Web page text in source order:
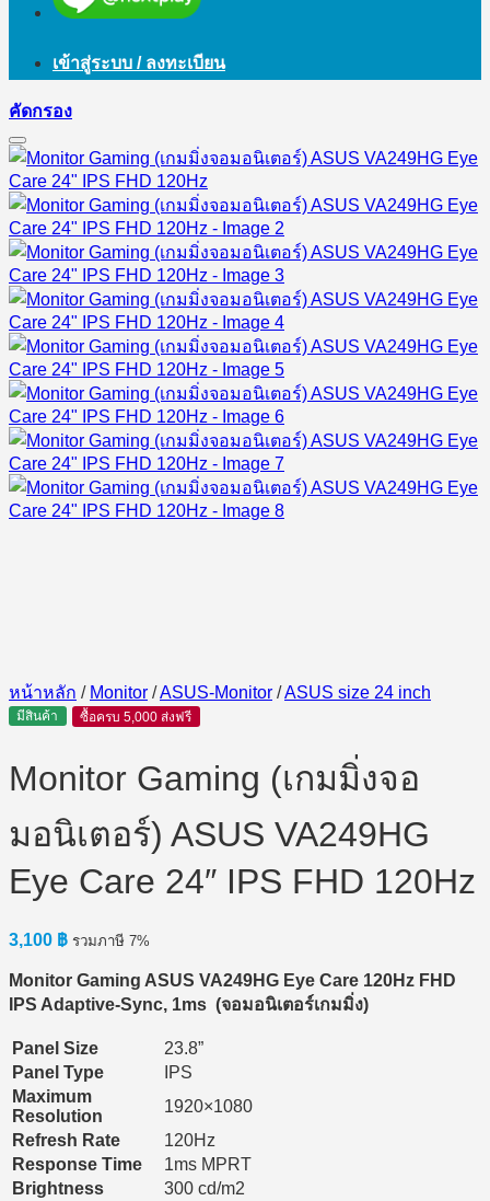
เข้าสู่ระบบ / ลงทะเบียน
คัดกรอง
หน้าหลัก / Monitor /ASUS-Monitor /ASUS size 24 inch
มีสินค้า ซื้อครบ 5,000 ส่งฟรี
Monitor Gaming (เกมมิ่งจอ
มอนิเตอร์) ASUS VA249HG
Eye Care 24″ IPS FHD 120Hz
3,100 ฿ รวมภาษี 7%
Monitor Gaming ASUS VA249HG Eye Care 120Hz FHD
IPS Adaptive-Sync, 1ms (จอมอนิเตอร์เกมมิ่ง)
Panel Size
23.8”
Panel Type
IPS
Maximum
Resolution
1920×1080
Refresh Rate
120Hz
Response Time
1ms MPRT
Brightness
300 cd/m2